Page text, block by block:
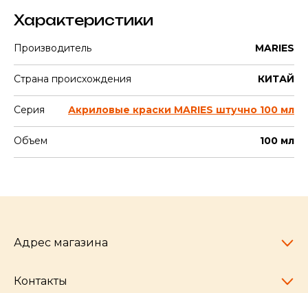
Характеристики
Производитель MARIES
Страна происхождения КИТАЙ
Серия Акриловые краски MARIES штучно 100 мл
Объем 100 мл
Адрес магазина
Челябинск,
Контакты